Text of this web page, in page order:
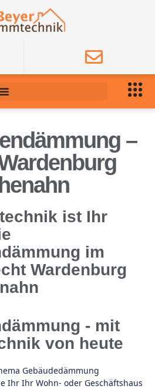
–
ist Ihr
im
Wardenburg
- mit
von heute
Gebäudedämmung
Ihr Ihr Wohn- oder Geschäftshaus